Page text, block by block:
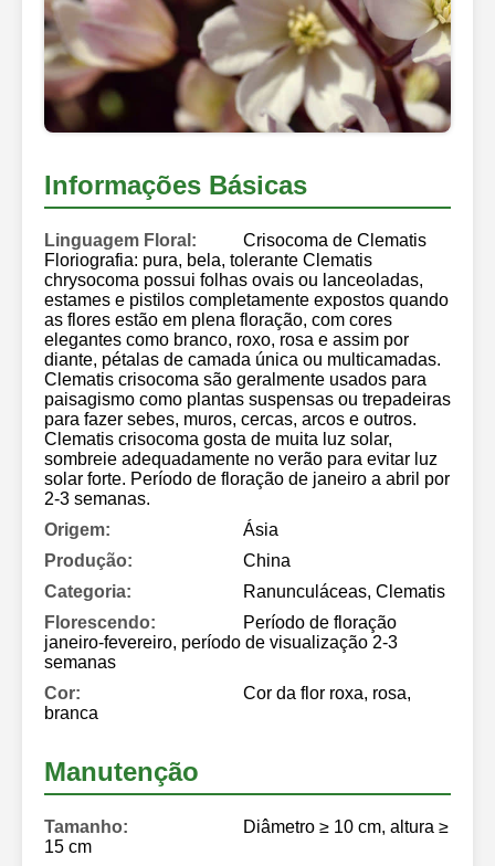
Informações Básicas
Linguagem Floral:
Crisocoma de Clematis
Floriografia: pura, bela, tolerante Clematis
chrysocoma possui folhas ovais ou lanceoladas,
estames e pistilos completamente expostos quando
as flores estão em plena floração, com cores
elegantes como branco, roxo, rosa e assim por
diante, pétalas de camada única ou multicamadas.
Clematis crisocoma são geralmente usados ​​​​para
paisagismo como plantas suspensas ou trepadeiras
para fazer sebes, muros, cercas, arcos e outros.
Clematis crisocoma gosta de muita luz solar,
sombreie adequadamente no verão para evitar luz
solar forte. Período de floração de janeiro a abril por
2-3 semanas.
Origem:
Ásia
Produção:
China
Categoria:
Ranunculáceas, Clematis
Florescendo:
Período de floração
janeiro-fevereiro, período de visualização 2-3
semanas
Cor:
Cor da flor roxa, rosa,
branca
Manutenção
Tamanho:
Diâmetro ≥ 10 cm, altura ≥
15 cm